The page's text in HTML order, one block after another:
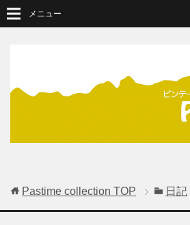
メニュー
Pastime collection TOP 日記